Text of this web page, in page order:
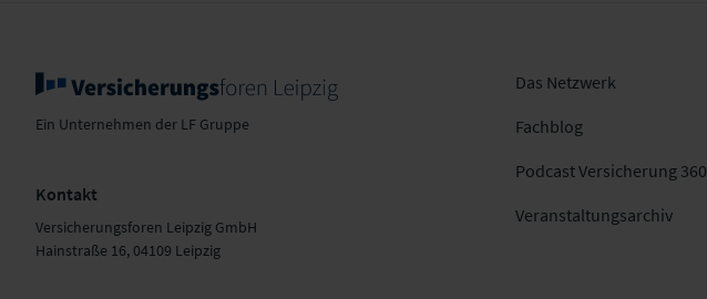
Ein Unternehmen der LF Gruppe
Kontakt
Versicherungsforen Leipzig GmbH
Hainstraße 16, 04109 Leipzig
Das Netzwerk
Fachblog
Podcast Versicherung 360
Veranstaltungsarchiv